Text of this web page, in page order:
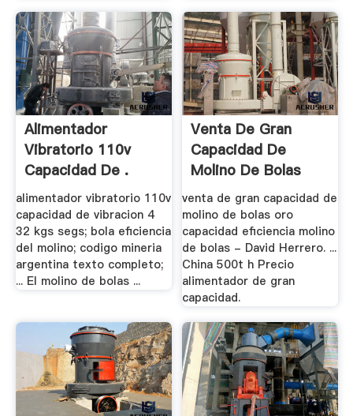
Alimentador
Vibratorio 110v
Capacidad De .
alimentador vibratorio 110v
capacidad de vibracion 4
32 kgs segs; bola eficiencia
del molino; codigo mineria
argentina texto completo;
... El molino de bolas ...
Venta De Gran
Capacidad De
Molino De Bolas
venta de gran capacidad de
molino de bolas oro
capacidad eficiencia molino
de bolas - David Herrero. ...
China 500t h Precio
alimentador de gran
capacidad.